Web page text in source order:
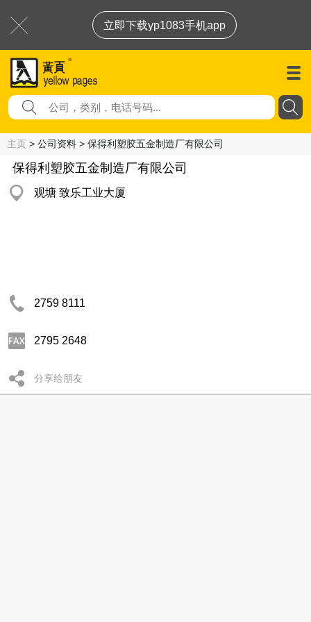
立即下载yp1083手机app
主页 > 公司资料 > 保得利塑胶五金制造厂有限公司
保得利塑胶五金制造厂有限公司
观塘 致乐工业大厦
2759 8111
2795 2648
分享给朋友